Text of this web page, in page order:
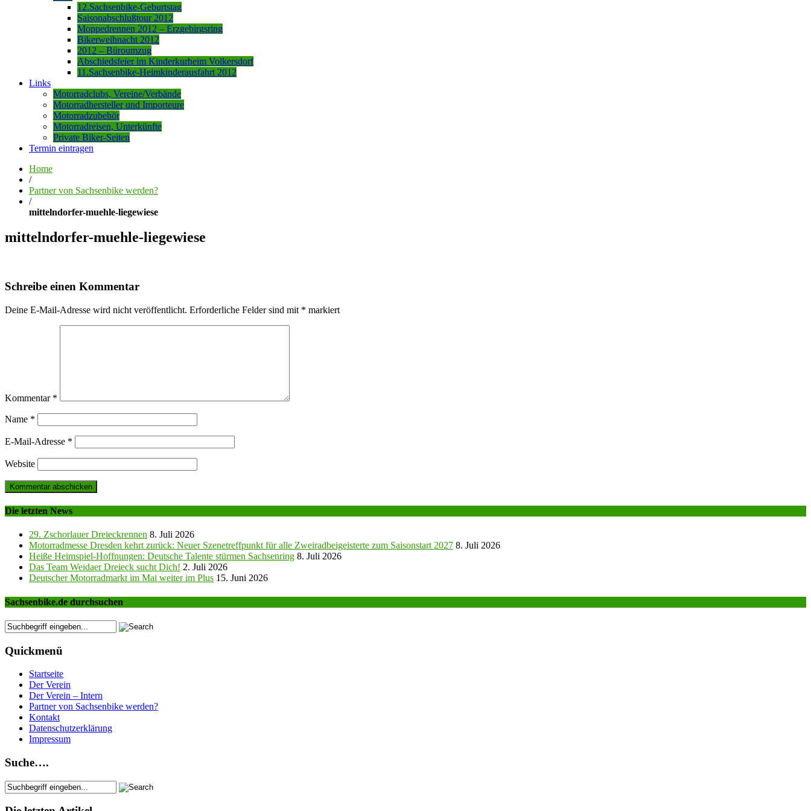
12.Sachsenbike-Geburtstag
Saisonabschlußtour 2012
Moppedrennen 2012 – Erzgebirgsring
Bikerweihnacht 2012
2012 – Büroumzug
Abschiedsfeier im Kinderkurheim Volkersdorf
11.Sachsenbike-Heimkinderausfahrt 2012
Links
Motorradclubs, Vereine/Verbände
Motorradhersteller und Importeure
Motorradzubehör
Motorradreisen, Unterkünfte
Private Biker-Seiten
Termin eintragen
Home
/
Partner von Sachsenbike werden?
/
mittelndorfer-muehle-liegewiese
mittelndorfer-muehle-liegewiese
Schreibe einen Kommentar
Deine E-Mail-Adresse wird nicht veröffentlicht. Erforderliche Felder sind mit * markiert
Kommentar *
Name *
E-Mail-Adresse *
Website
Die letzten News
29. Zschorlauer Dreieckrennen 8. Juli 2026
Motorradmesse Dresden kehrt zurück: Neuer Szenetreffpunkt für alle Zweiradbeigeisterte zum Saisonstart 2027 8. Juli 2026
Heiße Heimspiel-Hoffnungen: Deutsche Talente stürmen Sachsenring 8. Juli 2026
Das Team Weidaer Dreieck sucht Dich! 2. Juli 2026
Deutscher Motorradmarkt im Mai weiter im Plus 15. Juni 2026
Sachsenbike.de durchsuchen
Quickmenü
Startseite
Der Verein
Der Verein – Intern
Partner von Sachsenbike werden?
Kontakt
Datenschutzerklärung
Impressum
Suche….